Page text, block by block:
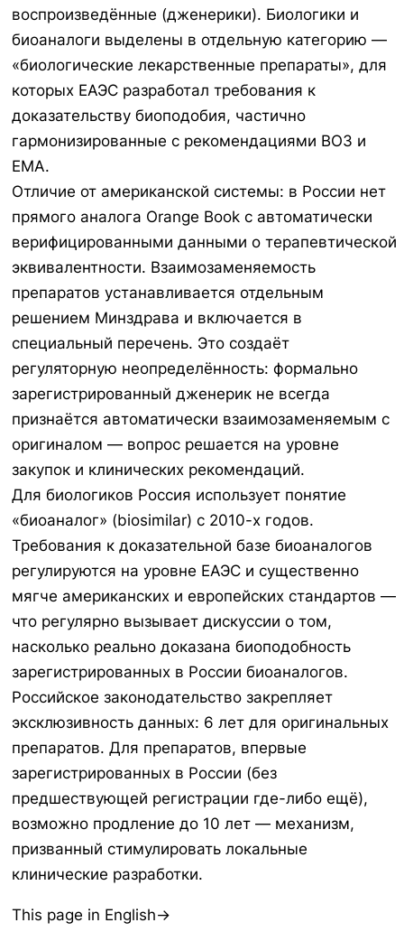
воспроизведённые (дженерики). Биологики и
биоаналоги выделены в отдельную категорию —
«биологические лекарственные препараты», для
которых ЕАЭС разработал требования к
доказательству биоподобия, частично
гармонизированные с рекомендациями ВОЗ и
EMA.
Отличие от американской системы: в России нет
прямого аналога Orange Book с автоматически
верифицированными данными о терапевтической
эквивалентности. Взаимозаменяемость
препаратов устанавливается отдельным
решением Минздрава и включается в
специальный перечень. Это создаёт
регуляторную неопределённость: формально
зарегистрированный дженерик не всегда
признаётся автоматически взаимозаменяемым с
оригиналом — вопрос решается на уровне
закупок и клинических рекомендаций.
Для биологиков Россия использует понятие
«биоаналог» (biosimilar) с 2010-х годов.
Требования к доказательной базе биоаналогов
регулируются на уровне ЕАЭС и существенно
мягче американских и европейских стандартов —
что регулярно вызывает дискуссии о том,
насколько реально доказана биоподобность
зарегистрированных в России биоаналогов.
Российское законодательство закрепляет
эксклюзивность данных: 6 лет для оригинальных
препаратов. Для препаратов, впервые
зарегистрированных в России (без
предшествующей регистрации где-либо ещё),
возможно продление до 10 лет — механизм,
призванный стимулировать локальные
клинические разработки.
This page in English→